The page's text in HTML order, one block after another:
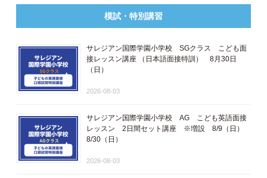
模試・特別講習
サレジアン国際学園小学校 SGクラス こども面
接レッスン講座 ​（日本語面接特訓​） 8月30日
（日）
2026-08-03
サレジアン国際学園小学校 AG こども英語面接
レッスン 2日間セット講座 ※増設 8/9（日）
8/30（日）
2026-08-03